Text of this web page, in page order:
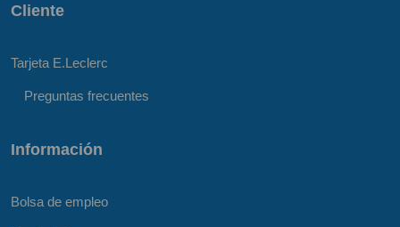
Cliente
Tarjeta E.Leclerc
Preguntas frecuentes
Información
Bolsa de empleo